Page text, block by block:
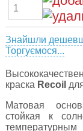
Знайшли
Торгуємося...
краска Recoil
Матовая
стойкая к